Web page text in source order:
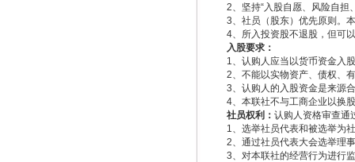
2、坚持“入股自愿、风险自担
3、社员（股东）优先原则。
4、所入投资股不退股，但可
入股要求：
1、认购人应当以货币资金入
2、不能以实物资产、债权、
3、认购人的入股资金是来源
4、本联社不与工商企业以换
社员权利： 认购人资格审查通
1、选举社员代表和被选举为
2、通过社员代表大会选举理
3、对本联社的经营行为进行